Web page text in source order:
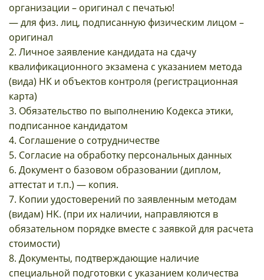
организации – оригинал с печатью!
— для физ. лиц, подписанную физическим лицом –
оригинал
2. Личное заявление кандидата на сдачу
квалификационного экзамена с указанием метода
(вида) НК и объектов контроля (регистрационная
карта)
3. Обязательство по выполнению Кодекса этики,
подписанное кандидатом
4. Соглашение о сотрудничестве
5. Согласие на обработку персональных данных
6. Документ о базовом образовании (диплом,
аттестат и т.п.) — копия.
7. Копии удостоверений по заявленным методам
(видам) НК. (при их наличии, направляются в
обязательном порядке вместе с заявкой для расчета
стоимости)
8. Документы, подтверждающие наличие
специальной подготовки с указанием количества